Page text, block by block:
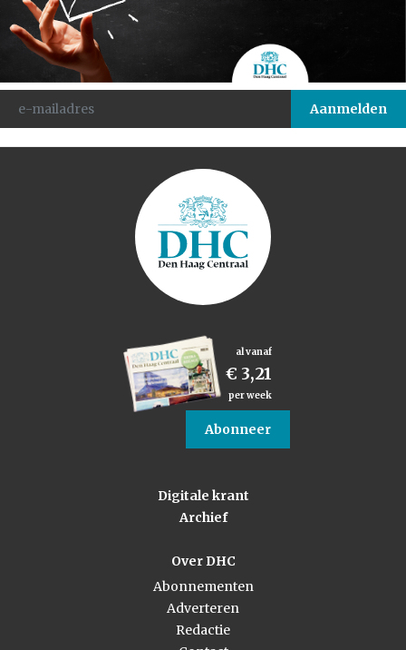
al vanaf
€ 3,21
per week
Abonneer
Digitale krant
Archief
Over DHC
Abonnementen
Adverteren
Redactie